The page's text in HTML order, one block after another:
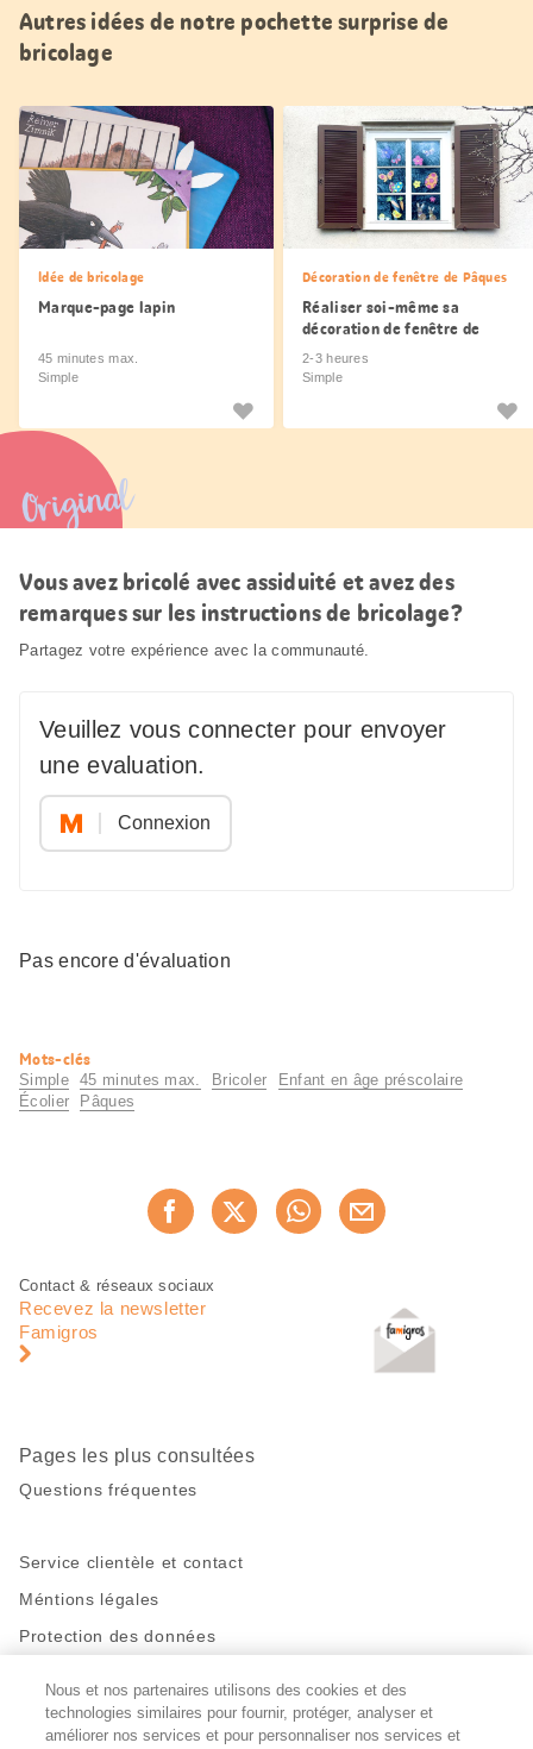
Autres idées de notre pochette surprise de
bricolage
Idée de bricolage
Marque-page lapin
45 minutes max.
Simple
Décoration de fenêtre de Pâques
Réaliser soi-même sa
décoration de fenêtre de
Pâques
2-3 heures
Simple
Original
Vous avez bricolé avec assiduité et avez des
remarques sur les instructions de bricolage?
Partagez votre expérience avec la communauté.
Veuillez vous connecter pour envoyer
une evaluation.
Connexion
Pas encore d'évaluation
Informations
utiles
Mots-clés
Simple 45 minutes max. Bricoler
Enfant en âge préscolaire
Écolier
Pâques
Recommander maintenant
Pied
page
Navigation
pied
Contact & réseaux sociaux
Recevez la newsletter
Famigros
Pages les plus consultées
Questions fréquentes
Service clientèle et contact
Méntions légales
Protection des données
Restez en contact!
Facebook
http://twitter.com/migros
https://www.youtube.com/user/
PinterestInstagram
Nous et nos partenaires utilisons des cookies et des
technologies similaires pour fournir, protéger, analyser et
améliorer nos services et pour personnaliser nos services et